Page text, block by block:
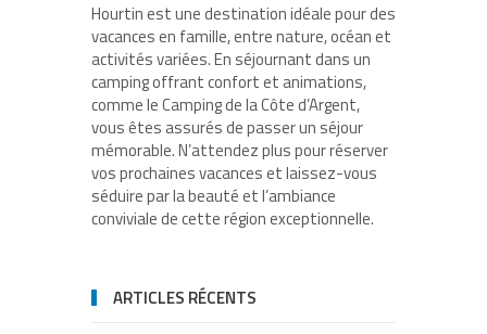
Hourtin est une destination idéale pour des
vacances en famille, entre nature, océan et
activités variées. En séjournant dans un
camping offrant confort et animations,
comme le Camping de la Côte d’Argent,
vous êtes assurés de passer un séjour
mémorable. N’attendez plus pour réserver
vos prochaines vacances et laissez-vous
séduire par la beauté et l’ambiance
conviviale de cette région exceptionnelle.
ARTICLES RÉCENTS